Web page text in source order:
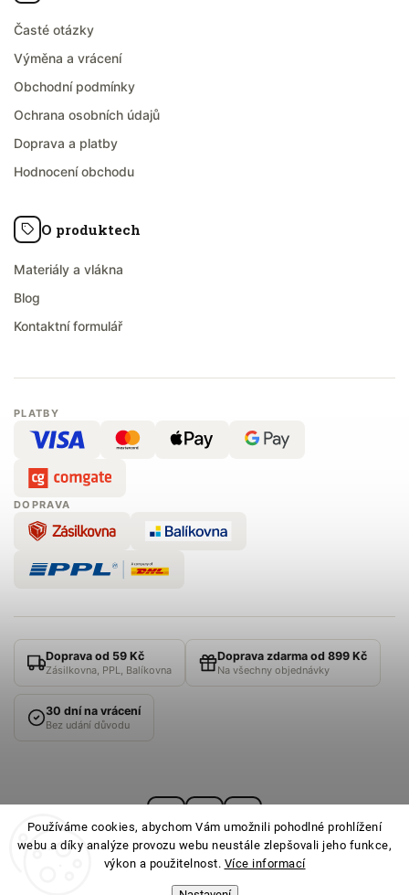
Používáme cookies, abychom Vám umožnili pohodlné prohlížení
webu a díky analýze provozu webu neustále zlepšovali jeho funkce,
výkon a použitelnost. Více informací
Časté otázky
Výměna a vrácení
Obchodní podmínky
Ochrana osobních údajů
Doprava a platby
Hodnocení obchodu
O produktech
Materiály a vlákna
Blog
Kontaktní formulář
PLATBY
DOPRAVA
Doprava od 59 Kč
Zásilkovna, PPL, Balíkovna
Doprava zdarma od 899 Kč
Na všechny objednávky
30 dní na vrácení
Bez udání důvodu